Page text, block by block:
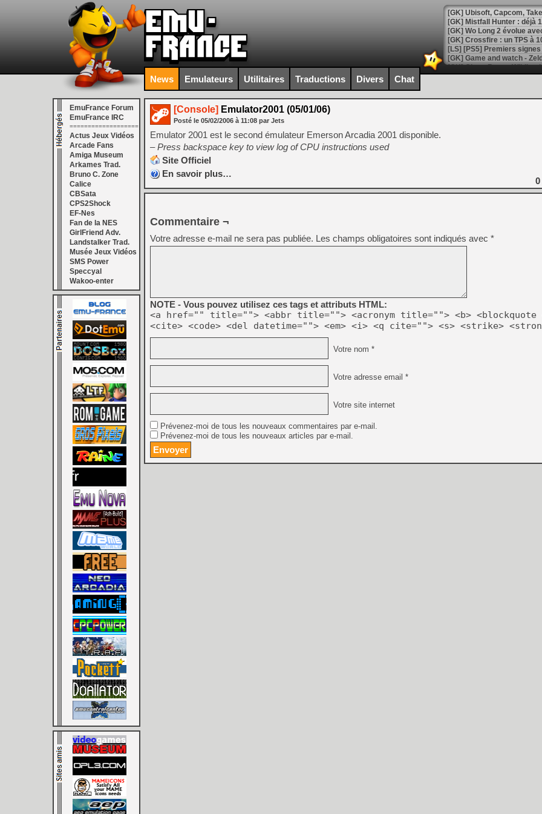
[GK] Mistfall Hunter : déjà
[GK] Wo Long 2 évolue
[GK] Crossfire : un TPS à
[LS] [PS5] Premiers
[Mo5] DOOM arrive en
[GK] Bethesda fête les 30
[GK] Roblox : l'action en
[GK] Agenda - GeForce
[GK] Devolver Digital en a
[LS] [PS5] ps5-y2jb-
[GK] Pourquoi Marvel
[GK] Test : Restory : Chill
[GK] GTA 6 : Rockstar
[GK] Hot Wheels Infinite
[GK] Mémoire cash -
[GK] Résultats Nintendo :
[GK] Déjà des
[Mo5] Brickboy cherche à
[GK] Minecraft et ses «
[GK] Beast of
[GK] Ubisoft : fin de partie
[GK] Mémoire cash -
[GK] Dan Houser (GTA)
[GK] Comment EA Sports
[GK] Crimson Moon : un
[GK] Isle of Reveries : le
[GK] Moonlighter 2 : The
[GK] Capcom relance
[GK] Guillermo del Toro
News Emulateurs Utilitaires Traductions Divers Chat
EmuFrance Forum
EmuFrance IRC
===================
Actus Jeux Vidéos
Arcade Fans
Amiga Museum
Arkames Trad.
Bruno C. Zone
Calice
CBSata
CPS2Shock
EF-Nes
Fan de la NES
GirlFriend Adv.
Landstalker Trad.
Musée Jeux Vidéos
SMS Power
Speccyal
Wakoo-enter
[Console] Emulator2001 (05/01/06)
Posté le 05/02/2006 à 11:08 par Jets
Emulator 2001 est le second émulateur Emerson Arcadia 2001 disponible.
– Press backspace key to view log of CPU instructions used
Site Officiel
En savoir plus…
0
Commentaire ¬
Votre adresse e-mail ne sera pas publiée. Les champs obligatoires sont indiqués avec *
NOTE - Vous pouvez utilisez ces tags et attributs HTML:
<a href="" title=""> <abbr title=""> <acronym title=""> <b> <blockquote
<cite> <code> <del datetime=""> <em> <i> <q cite=""> <s> <strike>
Votre nom *
Votre adresse email *
Votre site internet
Prévenez-moi de tous les nouveaux commentaires par e-mail.
Prévenez-moi de tous les nouveaux articles par e-mail.